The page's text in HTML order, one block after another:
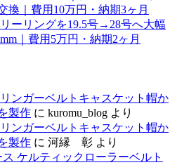
換｜費用10万円・納期3ヶ月
ーリングを19.5号→28号へ大幅
｜費用5万円・納期2ヶ月
ンガーベルトキャスケット帽か
製作 に kuromu_blog より
ンガーベルトキャスケット帽か
製作 に 河縁 彰 より
ケルティックローラーベルト